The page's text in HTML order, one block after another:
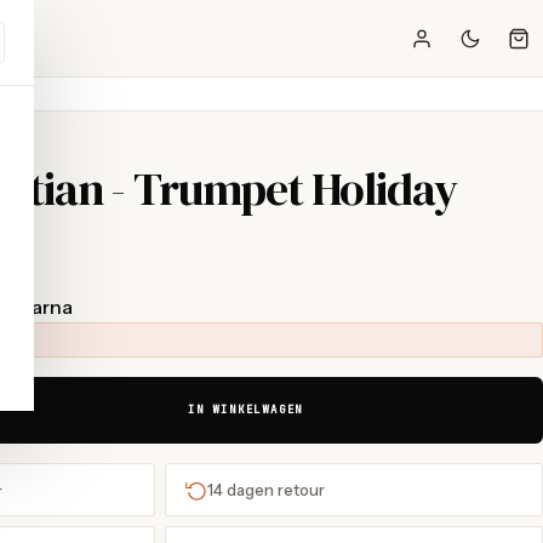
- Trumpet Holiday
Klarna
IN WINKELWAGEN
14 dagen retour